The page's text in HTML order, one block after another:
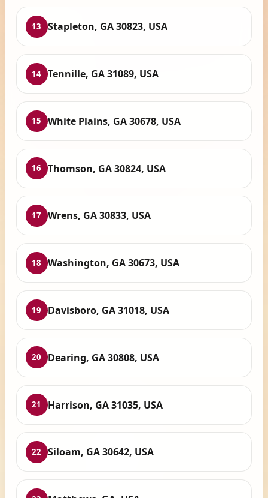
13 Stapleton, GA 30823, USA
14 Tennille, GA 31089, USA
15 White Plains, GA 30678, USA
16 Thomson, GA 30824, USA
17 Wrens, GA 30833, USA
18 Washington, GA 30673, USA
19 Davisboro, GA 31018, USA
20 Dearing, GA 30808, USA
21 Harrison, GA 31035, USA
22 Siloam, GA 30642, USA